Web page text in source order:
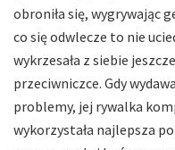
obroniła się, wygrywając
co się odwlecze to nie
wykrzesała z siebie
przeciwniczce. Gdy
problemy, jej rywalka
wykorzystała najlepsza